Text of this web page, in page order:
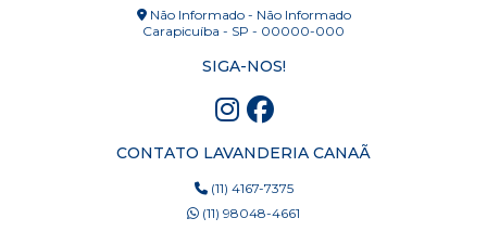
Não Informado - Não Informado
Carapicuíba - SP - 00000-000
SIGA-NOS!
CONTATO LAVANDERIA CANAÃ
(11) 4167-7375
(11) 98048-4661